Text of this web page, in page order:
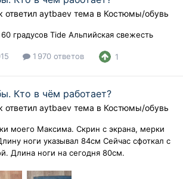
ответил aytbaev тема в Костюмы/обувь
градусов Tide Альпийская свежесть
1 970 ответов 1
Кто в чём работает?
ответил aytbaev тема в Костюмы/обувь
моего Максима. Скрин с экрана, мерки
ноги указывал 84см Сейчас сфоткал с
Длина ноги на сегодня 80см.